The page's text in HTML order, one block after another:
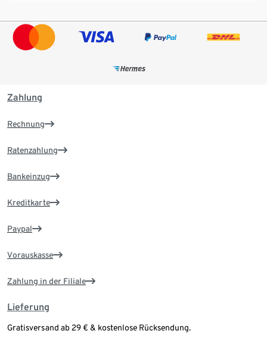
Zahlung
Rechnung
Ratenzahlung
Bankeinzug
Kreditkarte
Paypal
Vorauskasse
Zahlung in der Filiale
Lieferung
Gratisversand ab 29 € & kostenlose Rücksendung.